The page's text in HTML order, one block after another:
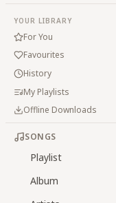
YOUR LIBRARY
For You
Favourites
History
My Playlists
Offline Downloads
SONGS
Playlist
Album